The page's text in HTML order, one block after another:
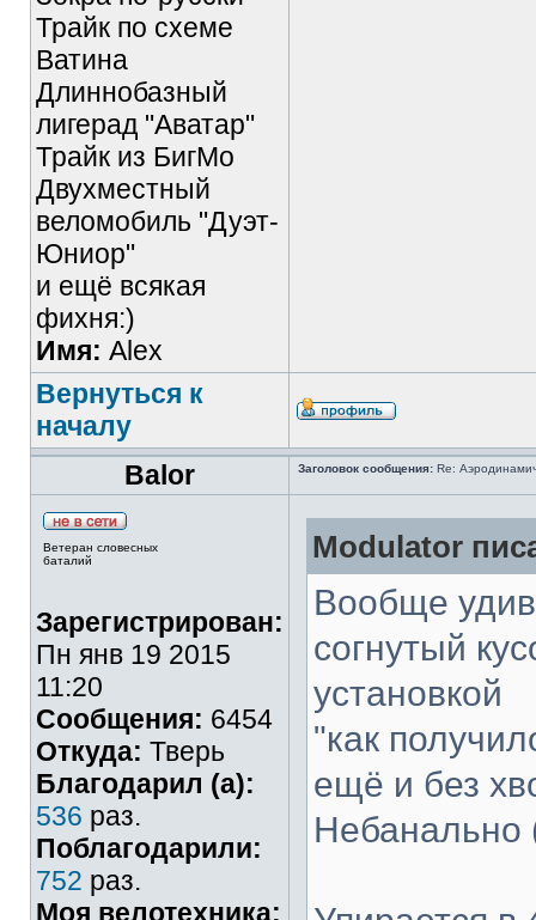
Трайк по схеме
Ватина
Длиннобазный
лигерад "Аватар"
Трайк из БигМо
Двухместный
веломобиль "Дуэт-
Юниор"
и ещё всякая
фихня:)
Имя: Alex
Вернуться к
началу
Balor
Заголовок сообщения: Re:
Ветеран словесных
баталий
Зарегистрирован:
Пн янв 19 2015
11:20
Сообщения: 6454
Откуда: Тверь
Благодарил (а):
536 раз.
Поблагодарили:
752 раз.
Моя велотехника:
Modulator
Вообще
согнутый
установкой
"как
ещё и без
Небанально